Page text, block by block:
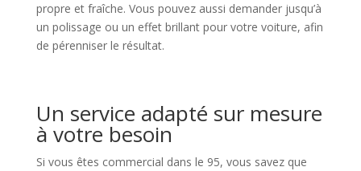
propre et fraîche. Vous pouvez aussi demander jusqu’à
un polissage ou un effet brillant pour votre voiture, afin
de pérenniser le résultat.
Un service adapté sur mesure
à votre besoin
Si vous êtes commercial dans le 95, vous savez que